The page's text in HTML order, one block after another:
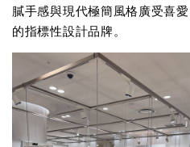
膩手感與現代極簡風格廣受喜
的指標性設計品牌。